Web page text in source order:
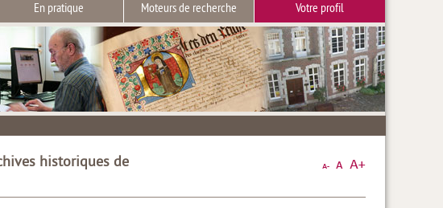
En pratique Moteurs de recherche Votre profil
historiques de